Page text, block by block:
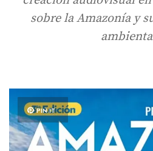
sobre la Amazonía y
PIN IT